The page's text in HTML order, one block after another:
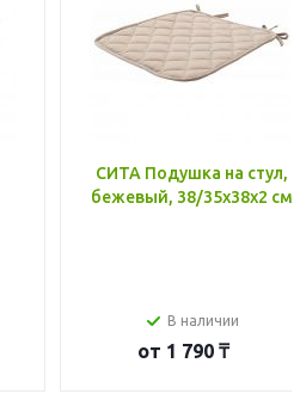
СИТА Подушка на стул,
бежевый, 38/35x38x2 см
В наличии
от 1 790 ₸